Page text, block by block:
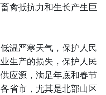
禽抵抗力和生长产生巨
温严寒天气，保护人民
生产的损失，保护人民
应源，满足年底和春节
省市，尤其是北部山区